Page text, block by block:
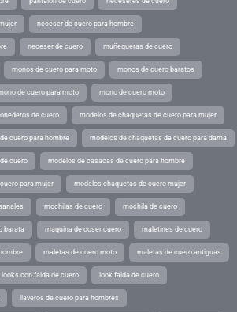
neceser de cuero para hombre
neceser de cuero muñequeras de cuero
monos de cuero para moto monos de cuero baratos
de cuero para moto mono de cuero moto
de cuero modelos de chaquetas de cuero para mujer
cuero para hombre modelos de chaquetas de cuero para dama
cuero modelos de casacas de cuero para hombre
para mujer modelos chaquetas de cuero mujer
mochilas de cuero mochila de cuero
barata maquina de coser cuero maletines de cuero
maletas de cuero moto maletas de cuero antiguas
looks con falda de cuero look falda de cuero
llaveros de cuero para hombres